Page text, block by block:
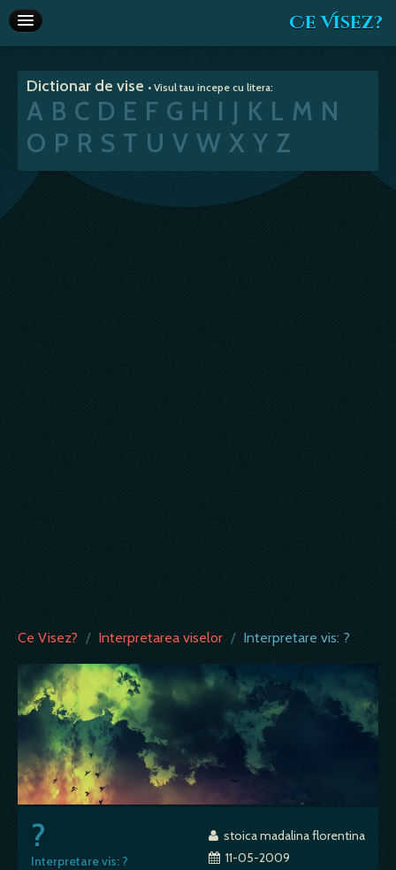
Ce Visez?
Interpretare vise
Articole
Va recomandam
Dictionar de vise • Visul tau incepe cu litera:
A B C D E F G H I J K L M N
O P R S T U V W X Y Z
Ce Visez? / Interpretarea viselor / Interpretare vis: ?
?
Interpretare vis: ?
stoica madalina florentina
11-05-2009